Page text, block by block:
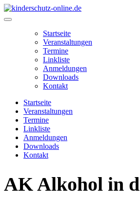
Zum
Inhalt
Main
Startseite
Veranstaltungen
Termine
Linkliste
Anmeldungen
Downloads
Kontakt
Startseite
Veranstaltungen
Termine
Linkliste
Anmeldungen
Downloads
Kontakt
AK Alkohol in